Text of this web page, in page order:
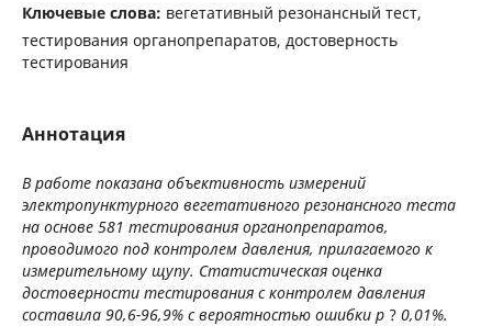
Ключевые слова: вегетативный резонансный тест,
тестирования органопрепаратов, достоверность
тестирования
Аннотация
В работе показана объективность измерений
электропунктурного вегетативного резонансного теста
на основе 581 тестирования органопрепаратов,
проводимого под контролем давления, прилагаемого к
измерительному щупу. Статистическая оценка
достоверности тестирования с контролем давления
составила 90,6-96,9% с вероятностью ошибки р? 0,01%.